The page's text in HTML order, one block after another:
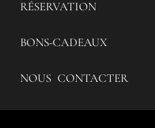
RÉSERVATION
BONS-CADEAUX
NOUS CONTACTER